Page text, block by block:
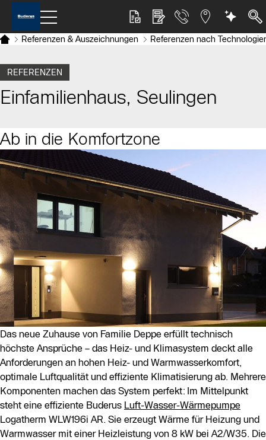
Referenzen & Auszeichnungen Referenzen nach
REFERENZEN
Einfamilienhaus, Seulingen
Ab in die Komfortzone
Das neue Zuhause von Familie Deppe erfüllt technisch
höchste Ansprüche – das Heiz- und Klimasystem deckt alle
Anforderungen an hohen Heiz- und Warmwasserkomfort,
optimale Luftqualität und effiziente Klimatisierung ab. Mehrere
Komponenten machen das System perfekt: Im Mittelpunkt
steht eine effiziente Buderus Luft-Wasser-Wärmepumpe
Logatherm WLW196i AR. Sie erzeugt Wärme für Heizung und
Warmwasser mit einer Heizleistung von 8 kW bei A2/W35. Die